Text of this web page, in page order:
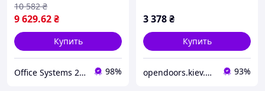
9 629.62₴
10 582 ₴
Купить
Office Systems 24 - меблі для всіх! Україна! Підбираємо з любов'ю! 98%
3 378₴
Купить
opendoors.kiev.ua – Кухни, Мебель для дома, Двери 93%